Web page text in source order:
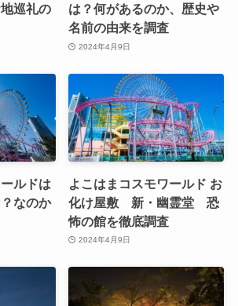
巡礼の
は？何があるのか、歴史や
名前の由来を調査
2024年4月9日
ルドは
なのか
よこはまコスモワールド お
化け屋敷 新・幽霊堂 恐
怖の館を徹底調査
2024年4月9日